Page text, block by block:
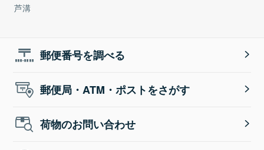
芦溝
郵便番号を調べる
郵便局・ATM・ポストをさがす
荷物のお問い合わせ